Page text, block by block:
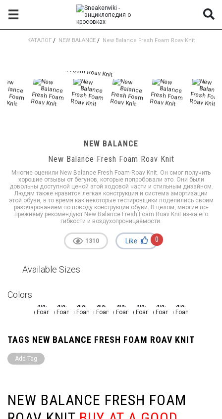
☰
КАТАЛОГ / NEW BALANCE / New Balance Fresh Foam Roav Knit
NEW BALANCE FRESH FOAM
NEW BALANCE
New Balance Fresh Foam Roav Knit
Многие оценили New Balance Fresh Foam Roav Knit. Он смог получить
хорошие отзывы от бегунов, которые попробовали это. Они были
довольны доступной ценой этой ходовой части и стильным дизайном.
Людям также нравится легкая конструкция и система амортизации
этой обуви, в то время как некоторые тестировщики поделились своим
разочарованием по поводу конструкции обуви. В целом, многие по-
прежнему рекомендуют New Balance Fresh Foam Roav Knit из-за его
гибкости и воздухопроницаемости.
1310 Like 0
Available Sizes
Colors
TAGS NEW BALANCE FRESH FOAM ROAV KNIT
Add Tag